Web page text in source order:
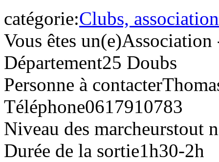
catégorie:Clubs,
Vous êtes un(e)Association
Département25 Doubs
Personne à contacter
Téléphone0617910783
Niveau des marcheurstout
Durée de la sortie1h30-2h